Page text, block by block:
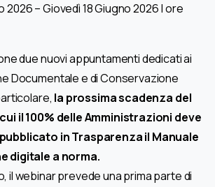
2026 – Giovedì 18 Giugno 2026 | ore
due nuovi appuntamenti dedicati ai
Documentale e di Conservazione
la prossima scadenza del
il 100% delle Amministrazioni deve
in Trasparenza il Manuale
digitale a norma.
il webinar prevede una prima parte di